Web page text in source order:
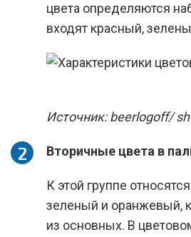
цвета определяются
входят красный,
Источник: beerlogoff/
Вторичные цвета в
К этой группе
зеленый и оранжевый,
из основных. В